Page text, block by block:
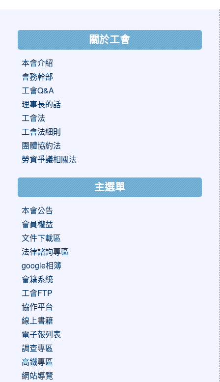
關於工會
本會介紹
會務幹部
工會Q&A
理事長的話
工會法
工會法細則
團體協約法
勞資爭議相關法
主選單
本會公告
會員權益
文件下載區
法律諮詢專區
google相簿
會籍系統
工會FTP
協作平台
線上書籍
電子報列表
調查專區
高鐵專區
網站導覽